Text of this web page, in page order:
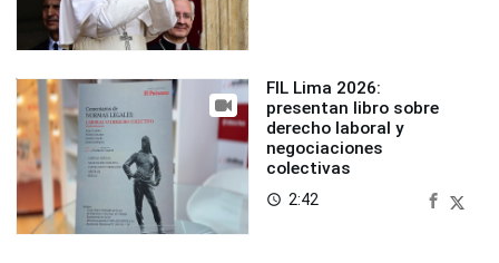
FIL Lima 2026:
presentan libro sobre
derecho laboral y
negociaciones
colectivas
access_time 2:42